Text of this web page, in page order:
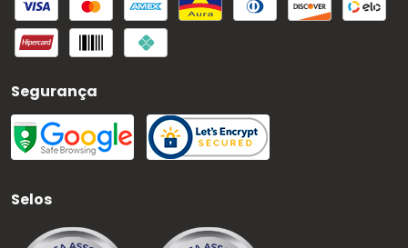
Segurança
Selos